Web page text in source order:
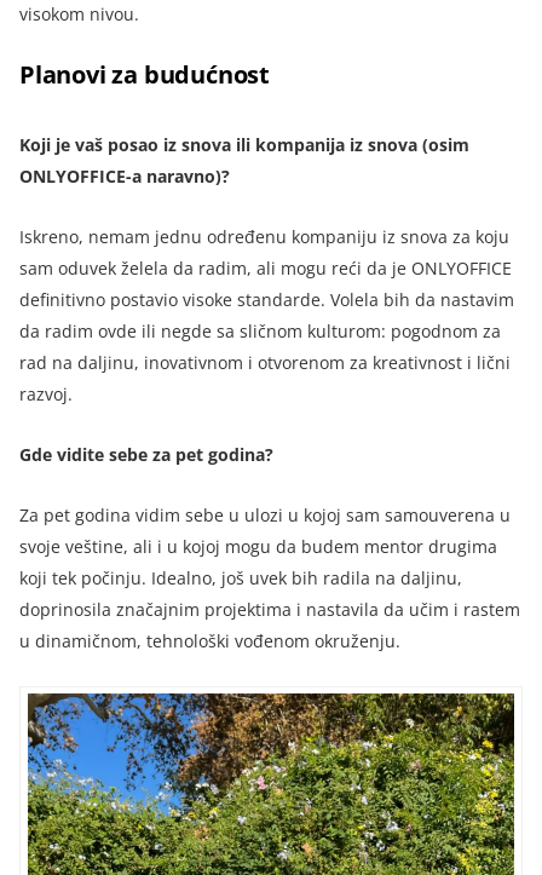
visokom nivou.
Planovi za budućnost
Koji je vaš posao iz snova ili kompanija iz snova (osim
ONLYOFFICE-a naravno)?
Iskreno, nemam jednu određenu kompaniju iz snova za koju
sam oduvek želela da radim, ali mogu reći da je ONLYOFFICE
definitivno postavio visoke standarde. Volela bih da nastavim
da radim ovde ili negde sa sličnom kulturom: pogodnom za
rad na daljinu, inovativnom i otvorenom za kreativnost i lični
razvoj.
Gde vidite sebe za pet godina?
Za pet godina vidim sebe u ulozi u kojoj sam samouverena u
svoje veštine, ali i u kojoj mogu da budem mentor drugima
koji tek počinju. Idealno, još uvek bih radila na daljinu,
doprinosila značajnim projektima i nastavila da učim i rastem
u dinamičnom, tehnološki vođenom okruženju.